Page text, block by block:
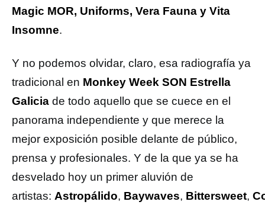
Magic MOR, Uniforms, Vera Fauna y Vita
Insomne.
Y no podemos olvidar, claro, esa radiografía ya
tradicional en Monkey Week SON Estrella
Galicia de todo aquello que se cuece en el
panorama independiente y que merece la
mejor exposición posible delante de público,
prensa y profesionales. Y de la que ya se ha
desvelado hoy un primer aluvión de
artistas: Astropálido, Baywaves, Bittersweet,